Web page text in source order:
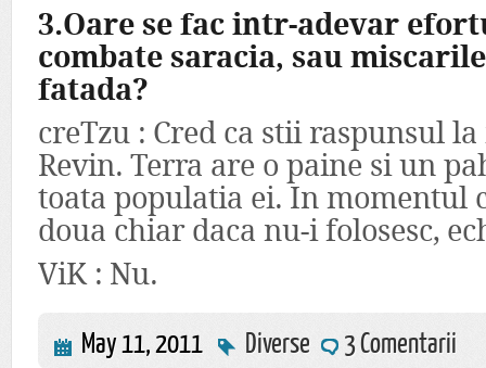
3.Oare se fac intr-adevar
combate saracia, sau
fatada?
creTzu : Cred ca stii raspunsul
Revin. Terra are o paine si un
toata populatia ei. In momentul
doua chiar daca nu-i folosesc,
ViK : Nu.
May 11, 2011 Diverse 3 Comentarii